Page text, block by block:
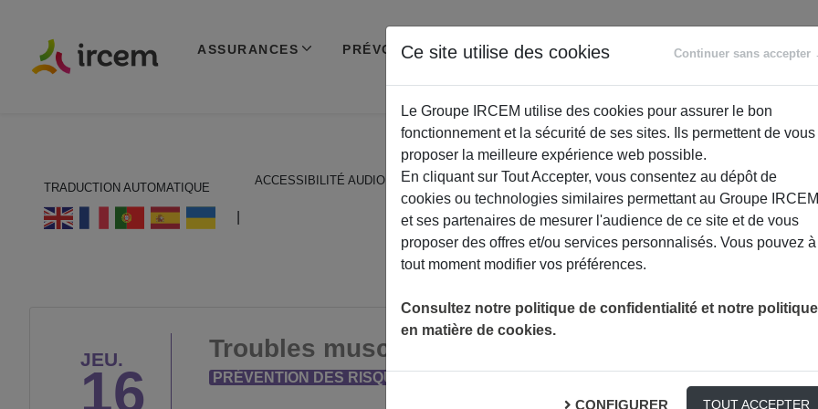
ASSURANCES PRÉVOYANCE RETRAITE
ACCOMPAGNEMENT
TRADUCTION AUTOMATIQUE
ACCESSIBILITÉ AUDIO
JEU.
16
Troubles musculo-squelettiques
PRÉVENTION DES RISQUES PROFESSIONNELS
Ce site utilise des cookies Continuer sans accepter
Le Groupe IRCEM utilise des cookies pour assurer le bon
fonctionnement et la sécurité de ses sites. Ils permettent de vous
proposer la meilleure expérience web possible.
En cliquant sur Tout Accepter, vous consentez au dépôt de
cookies ou technologies similaires permettant au Groupe IRCEM
et ses partenaires de mesurer l'audience de ce site et de vous
proposer des offres et/ou services personnalisés. Vous pouvez à
tout moment modifier vos préférences.
Consultez notre politique de confidentialité et notre politique
en matière de cookies.
CONFIGURER TOUT ACCEPTER